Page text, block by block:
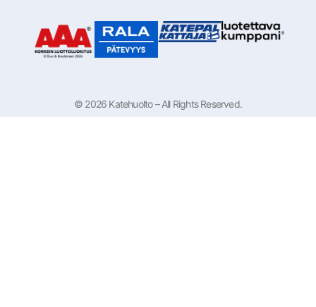
© 2026 Katehuolto – All Rights Reserved.